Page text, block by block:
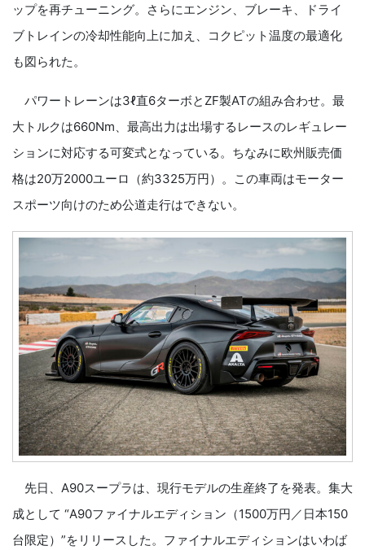
ップを再チューニング。さらにエンジン、ブレーキ、ドライ
ブトレインの冷却性能向上に加え、コクピット温度の最適化
も図られた。
パワートレーンは3ℓ直6ターボとZF製ATの組み合わせ。最
大トルクは660Nm、最高出力は出場するレースのレギュレー
ションに対応する可変式となっている。ちなみに欧州販売価
格は20万2000ユーロ（約3325万円）。この車両はモーター
スポーツ向けのため公道走行はできない。
先日、A90スープラは、現行モデルの生産終了を発表。集大
成として “A90ファイナルエディション（1500万円／日本150
台限定）”をリリースした。ファイナルエディションはいわば